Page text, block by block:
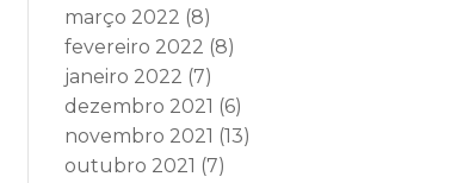
março 2022 (8)
fevereiro 2022 (8)
janeiro 2022 (7)
dezembro 2021 (6)
novembro 2021 (13)
outubro 2021 (7)